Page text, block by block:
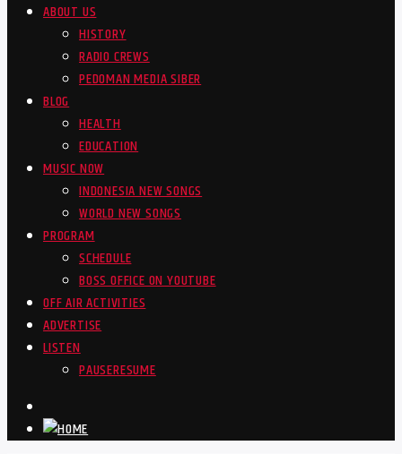
ABOUT US
HISTORY
RADIO CREWS
PEDOMAN MEDIA SIBER
BLOG
HEALTH
EDUCATION
MUSIC NOW
INDONESIA NEW SONGS
WORLD NEW SONGS
PROGRAM
SCHEDULE
BOSS OFFICE ON YOUTUBE
OFF AIR ACTIVITIES
ADVERTISE
LISTEN
PAUSERESUME